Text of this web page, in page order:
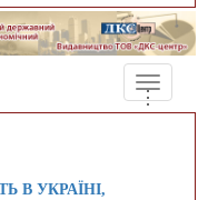
Toggle
...
В УКРАЇНІ,